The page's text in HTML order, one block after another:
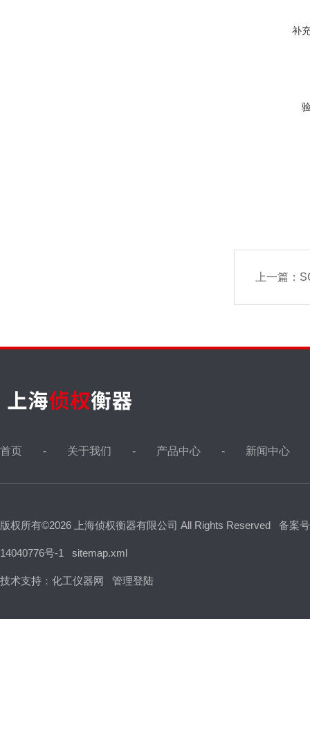
补
上一篇：
首页 关于我们 产品中心 新闻中心
版权所有©2026 上海侦权衡器有限公司 All Rights Reserved 备案
14040776号-1 sitemap.xml
技术支持： 化工仪器网 管理登陆